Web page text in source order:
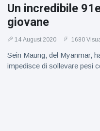
Un incredibile
giovane
14 August 2020 1680
Sein Maung, del Myanmar,
impedisce di sollevare pesi